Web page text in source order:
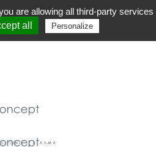
are allowing all third-party services
all
Personalize